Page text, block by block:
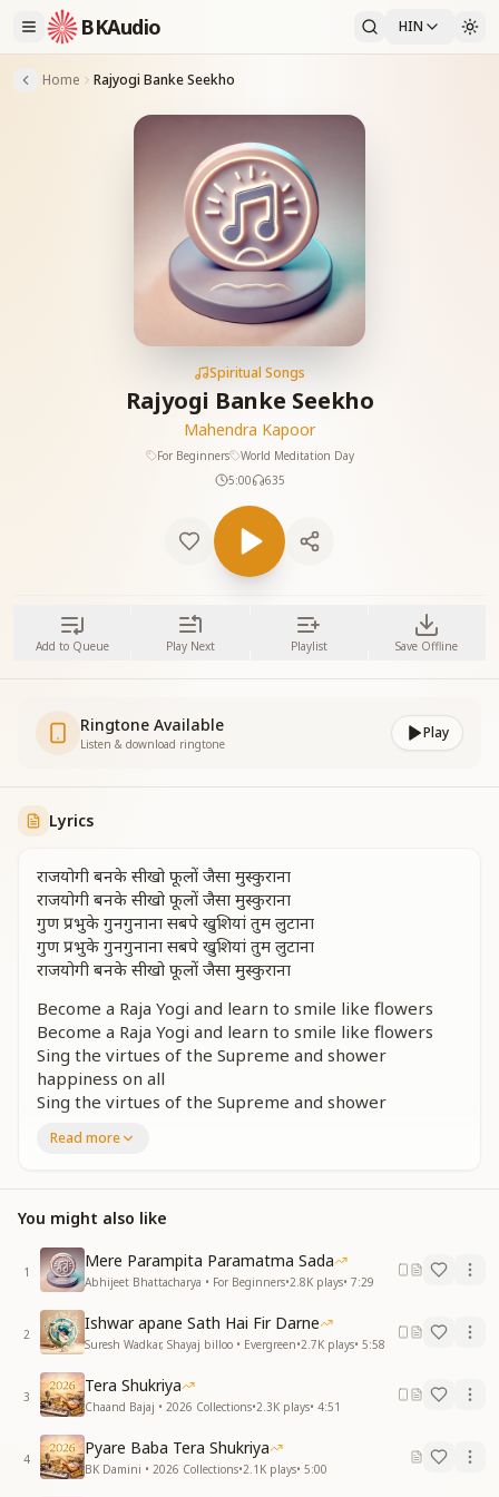
BKAudio HIN
Home Rajyogi Banke Seekho
Spiritual Songs
Rajyogi Banke Seekho
Mahendra Kapoor
For Beginners
World Meditation Day
5:00
635
Add to Queue Play Next Playlist Save Offline
Ringtone Available
Listen & download ringtone
Play
Lyrics
राजयोगी बनके सीखो फूलों जैसा मुस्कुराना
राजयोगी बनके सीखो फूलों जैसा मुस्कुराना
गुण प्रभुके गुनगुनाना सबपे खुशियां तुम लुटाना
गुण प्रभुके गुनगुनाना सबपे खुशियां तुम लुटाना
राजयोगी बनके सीखो फूलों जैसा मुस्कुराना
Become a Raja Yogi and learn to smile like flowers
Become a Raja Yogi and learn to smile like flowers
Sing the virtues of the Supreme and shower
happiness on all
Sing the virtues of the Supreme and shower
Become a Raja Yogi and learn to smile like flowers
जय पराजय सुख दुख संसार सागरकी लहर है
साथी है भगवान तेरा तुजको फिर कैसी फिकर है
हसते हसते दर्द पीना दिनो को दिल से लगाना
हसते हसते दर्द पिना दिनो को दिल से लगाना
राजयोगी बनके सीखो फूलों जैसा मुस्कुराना
Victory and defeat, joy and sorrow are waves of the
ocean of the world
God is your companion, then what worry can there
be
Drink pain while smiling, embrace each day with your
heart
Drink pain while smiling, embrace each day with your
heart
Read more
You might also like
1
Mere Parampita Paramatma Sada
Abhijeet Bhattacharya • For Beginners•2.8K plays• 7:29
2
Ishwar apane Sath Hai Fir Darne
Suresh Wadkar, Shayaj billoo • Evergreen•2.7K plays• 5:58
3
Tera Shukriya
Chaand Bajaj • 2026 Collections•2.3K plays• 4:51
4
Pyare Baba Tera Shukriya
BK Damini • 2026 Collections•2.1K plays• 5:00